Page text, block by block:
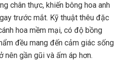
chân thực, khiến bông hoa anh
trước mắt. Kỹ thuật thêu đặc
hoa mềm mại, có độ bồng
đều mang đến cảm giác sống
nên gần gũi và ấm áp hơn.